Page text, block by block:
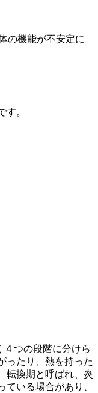
の機能が不安定に
。
つの段階に分けら
ったり、熱を持った
転換期 と呼ばれ、炎
いる場合があり、